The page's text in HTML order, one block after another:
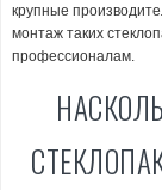
крупные
монтаж таких
профессионалам.